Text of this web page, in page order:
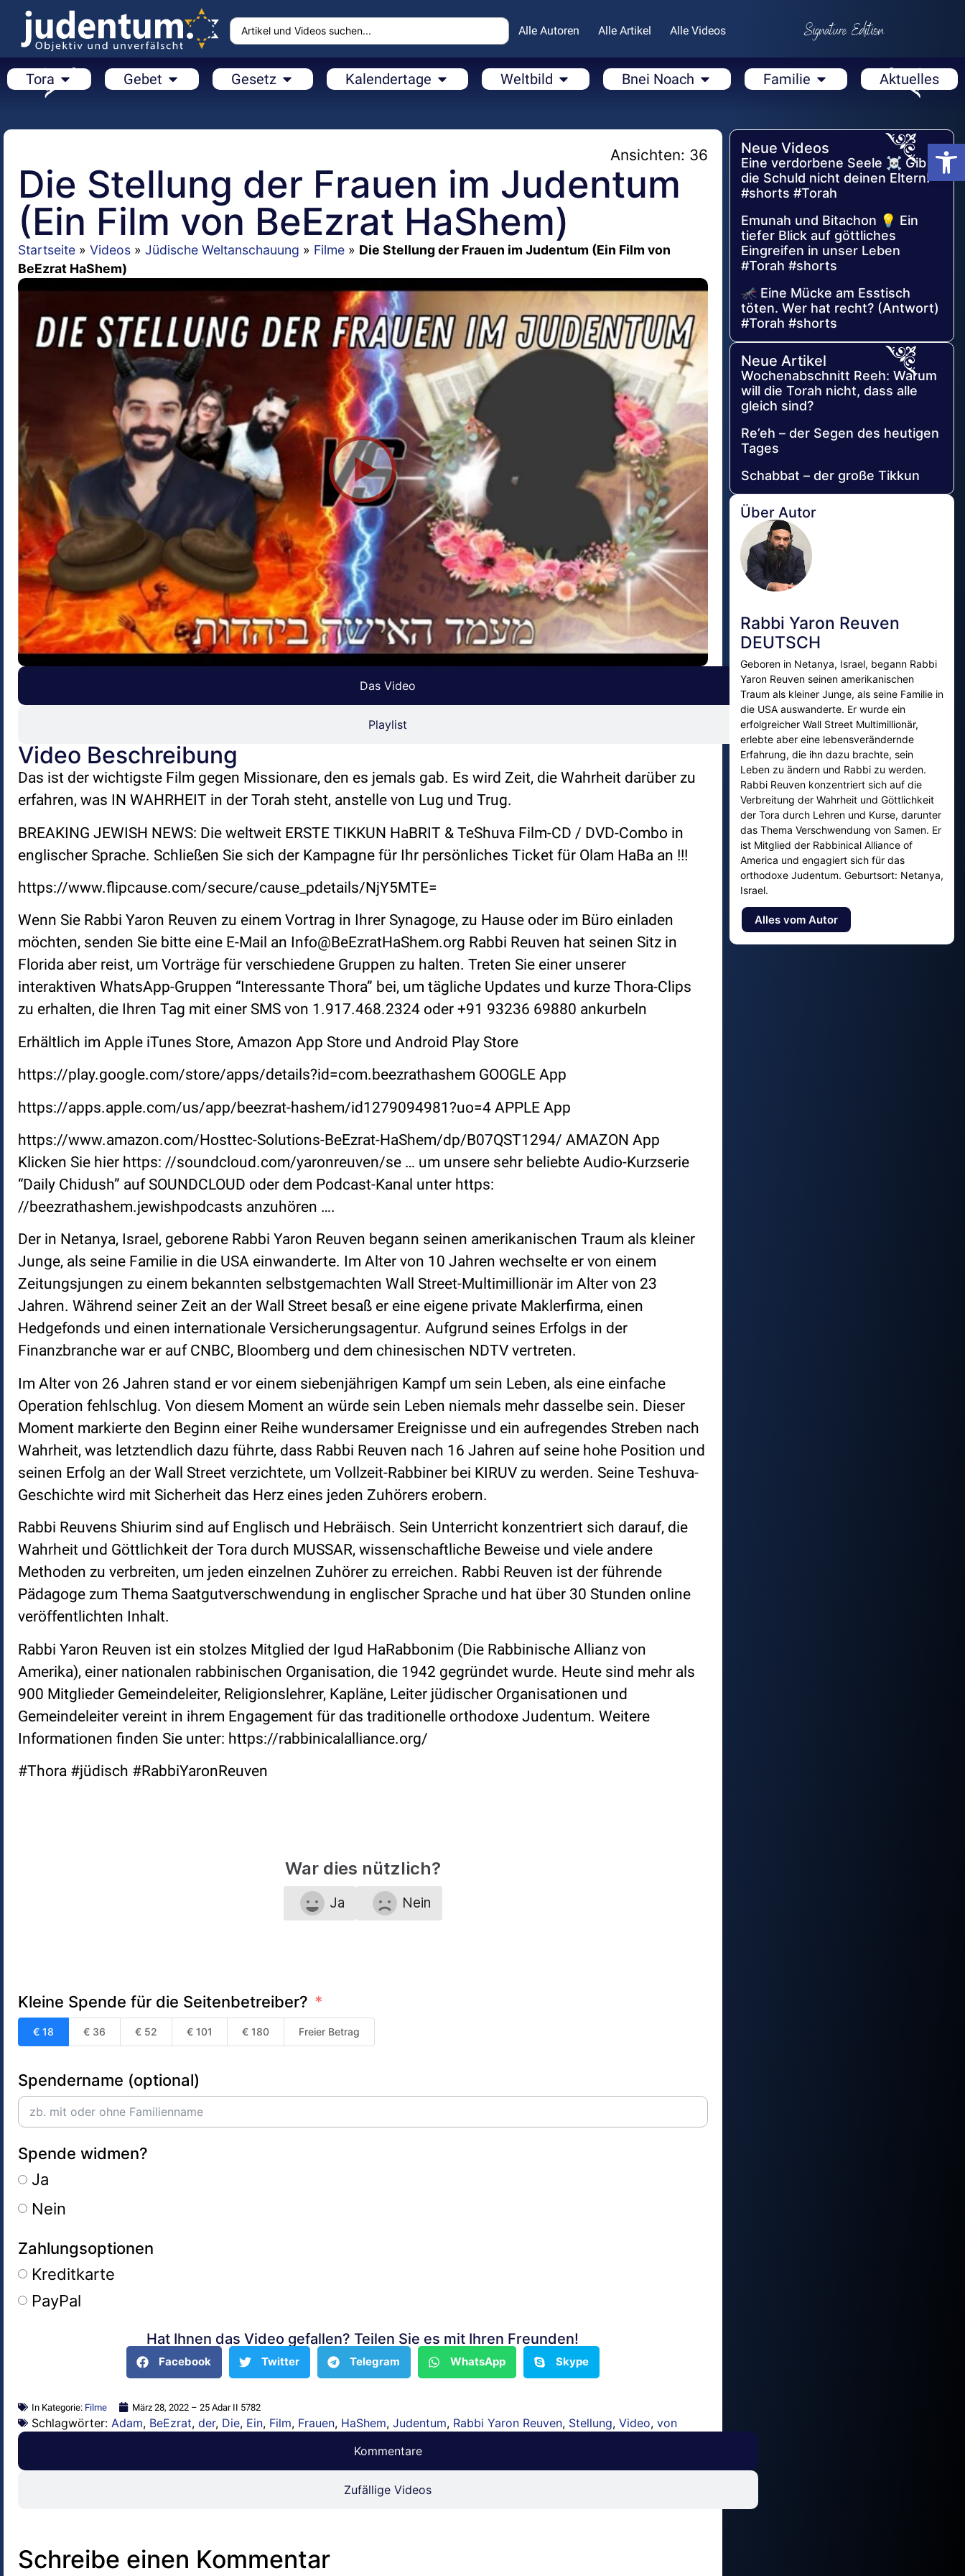
Alle Autoren Alle Artikel Alle Videos
Tora Gebet Gesetz Kalendertage Weltbild Bnei Noach Familie Aktuelles
Ansichten: 36
Die Stellung der Frauen im Judentum
(Ein Film von BeEzrat HaShem)
Startseite » Videos » Jüdische Weltanschauung » Filme » Die Stellung der Frauen im Judentum (Ein Film von
BeEzrat HaShem)
Das Video
Playlist
Video Beschreibung
Das ist der wichtigste Film gegen Missionare, den es jemals gab. Es wird Zeit, die Wahrheit darüber zu
erfahren, was IN WAHRHEIT in der Torah steht, anstelle von Lug und Trug.
BREAKING JEWISH NEWS: Die weltweit ERSTE TIKKUN HaBRIT & TeShuva Film-CD / DVD-Combo in
englischer Sprache. Schließen Sie sich der Kampagne für Ihr persönliches Ticket für Olam HaBa an !!!
https://www.flipcause.com/secure/cause_pdetails/NjY5MTE=
Wenn Sie Rabbi Yaron Reuven zu einem Vortrag in Ihrer Synagoge, zu Hause oder im Büro einladen
möchten, senden Sie bitte eine E-Mail an Info@BeEzratHaShem.org Rabbi Reuven hat seinen Sitz in
Florida aber reist, um Vorträge für verschiedene Gruppen zu halten. Treten Sie einer unserer
interaktiven WhatsApp-Gruppen “Interessante Thora” bei, um tägliche Updates und kurze Thora-Clips
zu erhalten, die Ihren Tag mit einer SMS von 1.917.468.2324 oder +91 93236 69880 ankurbeln
Erhältlich im Apple iTunes Store, Amazon App Store und Android Play Store
https://play.google.com/store/apps/details?id=com.beezrathashem GOOGLE App
https://apps.apple.com/us/app/beezrat-hashem/id1279094981?uo=4 APPLE App
https://www.amazon.com/Hosttec-Solutions-BeEzrat-HaShem/dp/B07QST1294/ AMAZON App
Klicken Sie hier https: //soundcloud.com/yaronreuven/se … um unsere sehr beliebte Audio-Kurzserie
“Daily Chidush” auf SOUNDCLOUD oder dem Podcast-Kanal unter https:
//beezrathashem.jewishpodcasts anzuhören ….
Der in Netanya, Israel, geborene Rabbi Yaron Reuven begann seinen amerikanischen Traum als kleiner
Junge, als seine Familie in die USA einwanderte. Im Alter von 10 Jahren wechselte er von einem
Zeitungsjungen zu einem bekannten selbstgemachten Wall Street-Multimillionär im Alter von 23
Jahren. Während seiner Zeit an der Wall Street besaß er eine eigene private Maklerfirma, einen
Hedgefonds und einen internationale Versicherungsagentur. Aufgrund seines Erfolgs in der
Finanzbranche war er auf CNBC, Bloomberg und dem chinesischen NDTV vertreten.
Im Alter von 26 Jahren stand er vor einem siebenjährigen Kampf um sein Leben, als eine einfache
Operation fehlschlug. Von diesem Moment an würde sein Leben niemals mehr dasselbe sein. Dieser
Moment markierte den Beginn einer Reihe wundersamer Ereignisse und ein aufregendes Streben nach
Wahrheit, was letztendlich dazu führte, dass Rabbi Reuven nach 16 Jahren auf seine hohe Position und
seinen Erfolg an der Wall Street verzichtete, um Vollzeit-Rabbiner bei KIRUV zu werden. Seine Teshuva-
Geschichte wird mit Sicherheit das Herz eines jeden Zuhörers erobern.
Rabbi Reuvens Shiurim sind auf Englisch und Hebräisch. Sein Unterricht konzentriert sich darauf, die
Wahrheit und Göttlichkeit der Tora durch MUSSAR, wissenschaftliche Beweise und viele andere
Methoden zu verbreiten, um jeden einzelnen Zuhörer zu erreichen. Rabbi Reuven ist der führende
Pädagoge zum Thema Saatgutverschwendung in englischer Sprache und hat über 30 Stunden online
veröffentlichten Inhalt.
Rabbi Yaron Reuven ist ein stolzes Mitglied der Igud HaRabbonim (Die Rabbinische Allianz von
Amerika), einer nationalen rabbinischen Organisation, die 1942 gegründet wurde. Heute sind mehr als
900 Mitglieder Gemeindeleiter, Religionslehrer, Kapläne, Leiter jüdischer Organisationen und
Gemeindeleiter vereint in ihrem Engagement für das traditionelle orthodoxe Judentum. Weitere
Informationen finden Sie unter: https://rabbinicalalliance.org/
#Thora #jüdisch #RabbiYaronReuven
War dies nützlich?
Ja Nein
Kleine Spende für die Seitenbetreiber?
€ 18 € 36 € 52 € 101 € 180 Freier Betrag
Spendername (optional)
Spende widmen?
Ja
Nein
Zahlungsoptionen
Kreditkarte
PayPal
Hat Ihnen das Video gefallen? Teilen Sie es mit Ihren Freunden!
Facebook Twitter Telegram WhatsApp Skype
In Kategorie: Filme März 28, 2022 – 25 Adar II 5782
Schlagwörter: Adam, BeEzrat, der, Die, Ein, Film, Frauen, HaShem, Judentum, Rabbi Yaron Reuven, Stellung, Video, von
Kommentare
Zufällige Videos
Schreibe einen Kommentar
Neue Videos
Eine verdorbene Seele ☠️ Gib
die Schuld nicht deinen Eltern!
#shorts #Torah
Emunah und Bitachon 💡 Ein
tiefer Blick auf göttliches
Eingreifen in unser Leben
#Torah #shorts
🦟 Eine Mücke am Esstisch
töten. Wer hat recht? (Antwort)
#Torah #shorts
Neue Artikel
Wochenabschnitt Reeh: Warum
will die Torah nicht, dass alle
gleich sind?
Re’eh – der Segen des heutigen
Tages
Schabbat – der große Tikkun
Über Autor
Rabbi Yaron Reuven
DEUTSCH
Geboren in Netanya, Israel, begann Rabbi
Yaron Reuven seinen amerikanischen
Traum als kleiner Junge, als seine Familie in
die USA auswanderte. Er wurde ein
erfolgreicher Wall Street Multimillionär,
erlebte aber eine lebensverändernde
Erfahrung, die ihn dazu brachte, sein
Leben zu ändern und Rabbi zu werden.
Rabbi Reuven konzentriert sich auf die
Verbreitung der Wahrheit und Göttlichkeit
der Tora durch Lehren und Kurse, darunter
das Thema Verschwendung von Samen. Er
ist Mitglied der Rabbinical Alliance of
America und engagiert sich für das
orthodoxe Judentum. Geburtsort: Netanya,
Israel.
Alles vom Autor